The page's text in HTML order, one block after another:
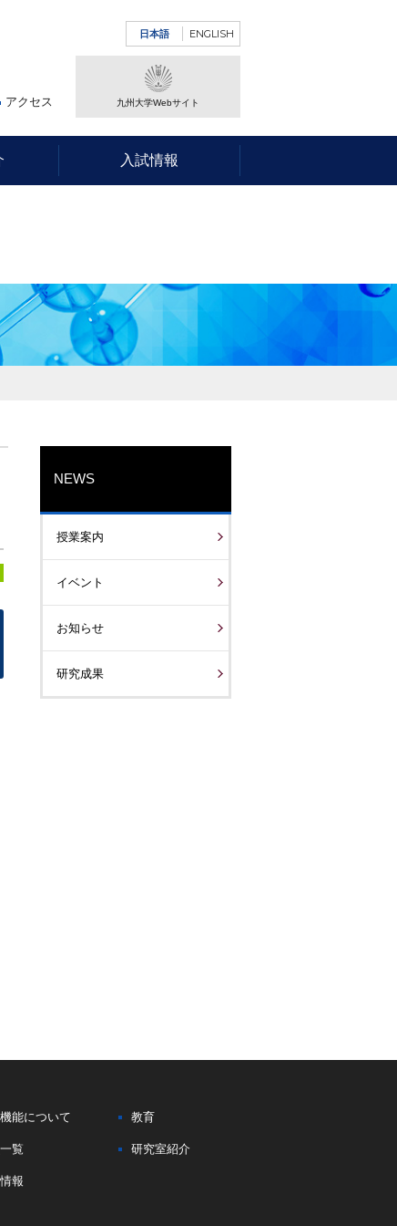
日本語 ENGLISH
アクセス 九州大学Webサイト
入試情報
NEWS
授業案内
イベント
お知らせ
研究成果
能について 教育
覧 研究室紹介
報